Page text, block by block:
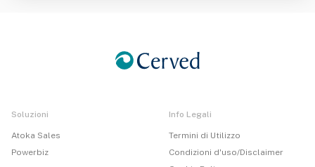
Soluzioni
Atoka Sales
Powerbiz
Info Legali
Termini di Utilizzo
Condizioni d'uso/Disclaimer